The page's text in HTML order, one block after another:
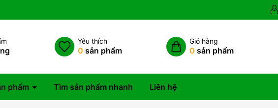
Yêu thích
0 sản phẩm
Giỏ hàng
0 sản phẩm
phẩm Tìm sản phẩm nhanh Liên hệ